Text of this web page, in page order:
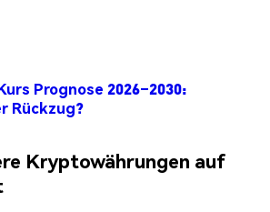
Prognose 2026–2030:
Rückzug?
Kryptowährungen auf